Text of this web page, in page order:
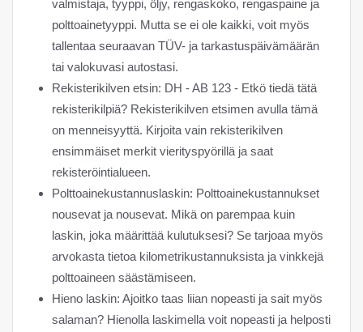
valmistaja, tyyppi, öljy, rengaskoko, rengaspaine ja
polttoainetyyppi. Mutta se ei ole kaikki, voit myös
tallentaa seuraavan TÜV- ja tarkastuspäivämäärän
tai valokuvasi autostasi.
Rekisterikilven etsin: DH - AB 123 - Etkö tiedä tätä
rekisterikilpiä? Rekisterikilven etsimen avulla tämä
on menneisyyttä. Kirjoita vain rekisterikilven
ensimmäiset merkit vierityspyörillä ja saat
rekisteröintialueen.
Polttoainekustannuslaskin: Polttoainekustannukset
nousevat ja nousevat. Mikä on parempaa kuin
laskin, joka määrittää kulutuksesi? Se tarjoaa myös
arvokasta tietoa kilometrikustannuksista ja vinkkejä
polttoaineen säästämiseen.
Hieno laskin: Ajoitko taas liian nopeasti ja sait myös
salaman? Hienolla laskimella voit nopeasti ja helposti